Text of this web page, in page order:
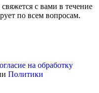
с вами в течение
по всем вопросам.
на обработку
Политики